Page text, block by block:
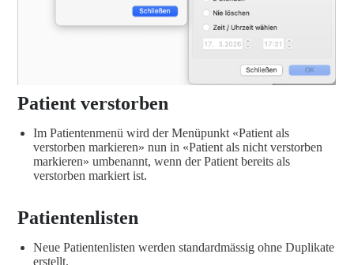
Patient verstorben
Im Patientenmenü wird der Menüpunkt «Patient als
verstorben markieren» nun in «Patient als nicht verstorben
markieren» umbenannt, wenn der Patient bereits als
verstorben markiert ist.
Patientenlisten
Neue Patientenlisten werden standardmässig ohne Duplikate
erstellt.